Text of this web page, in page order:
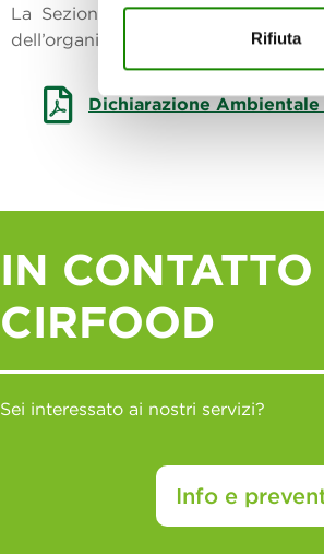
Rifiuta
La Sezione EMAS Italia del
dell’organizzazione CIRFOOD.
Dichiarazione Ambientale
IN
CIRFOOD
Sei interessato ai nostri servizi?
Info e